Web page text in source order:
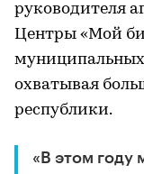
руководителя
Центры «Мой
муниципальных
охватывая
республики.
«В этом году